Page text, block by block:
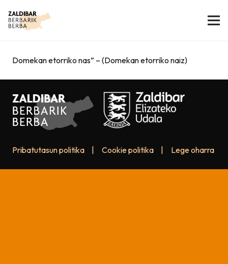
Domekan etorriko nas” – (Domekan etorriko naiz)
Pribatutasun politika Cookie politika Lege oharra